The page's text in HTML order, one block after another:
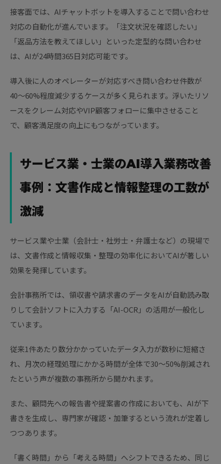
接客面では、AIチャットボットを導入することで問い合わせ
対応の自動化が進んでいます。「注文状況を確認したい」
「返品方法を教えてほしい」といった定型的な問い合わせ
は、AIが24時間365日対応可能です。
導入後に人のオペレーターが対応すべき問い合わせ件数が
40〜60%程度減少するケースが多く見られます。浮いたリソ
ースをクレーム対応やVIP顧客フォローに集中させること
で、顧客満足度の向上にもつながっています。
サービス業・士業のAI導入業務改善
事例：文書作成と情報整理の工数が
激減
サービス業や士業（会計士・社労士・弁護士など）の現場で
は、文書作成と情報収集・整理の効率化においてAIが著しい
効果を発揮しています。
会計事務所では、領収書や請求書のデータをAIが自動読み取
りして会計ソフトに入力する「AI-OCR」の活用が一般化し
ています。
従来1件あたり数分かかっていたデータ入力が数秒に短縮さ
れ、月次の経理処理にかかる時間が全体で30〜50%削減され
たという声が複数の事務所から聞かれます。
また、顧問先への報告書や提案書の作成においても、AIが下
書きを生成し、専門家が確認・加筆するという流れが定着し
つつあります。
「書く時間」から「考える時間」へシフトできるため、同じ